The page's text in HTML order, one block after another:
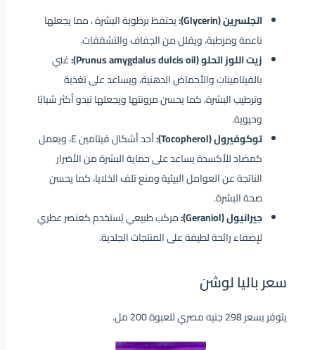
الجلسرين (Glycerin):
يحتفظ برطوبة البشرة ، مما يجعلها
ناعمة ومرطبة، ويقلل من الجفاف والتشققات.
زيت اللوز الحلو (Prunus amygdalus dulcis oil):
غني
بالفيتامينات والأحماض الدهنية، ويساعد على تغذية
وترطيب البشرة، كما يحسن مرونتها ويجعلها تبدو أكثر شبابًا
وحيوية.
توكوفيرول (Tocopherol):
أحد أشكال فيتامين E، ويعمل
كمضاد للأكسدة يساعد على حماية البشرة من الأضرار
الناتجة عن العوامل البيئية ومنع تلف الخلايا، كما يحسن
صحة البشرة.
جيرانيول (Geraniol):
مركب طبيعي يُستخدم كعنصر عطري
لإضفاء رائحة لطيفة على المنتجات الجلدية.
سعر باليا لوشن
يتوفر بسعر 298 جنيه مصري للعبوة 200 مل.